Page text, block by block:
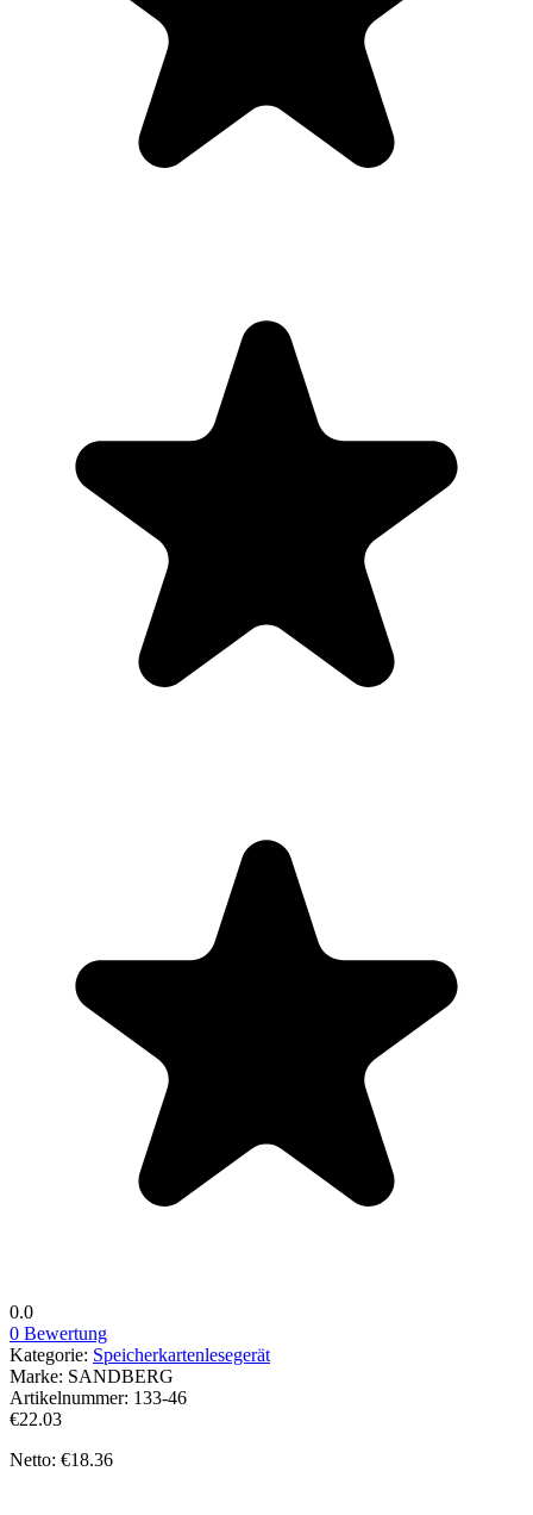
0.0
0 Bewertung
Kategorie: Speicherkartenlesegerät
Marke: SANDBERG
Artikelnummer: 133-46
€22.03
Netto: €18.36